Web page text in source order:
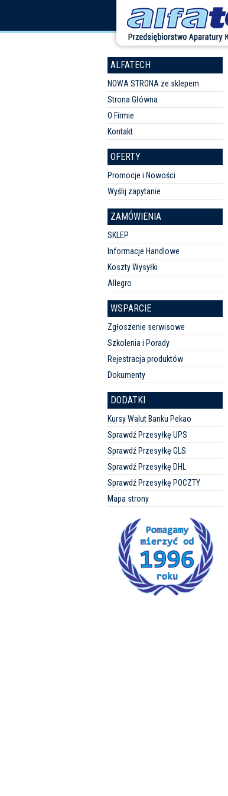
ALFATECH
NOWA STRONA ze sklepem
Strona Główna
O Firmie
Kontakt
OFERTY
Promocje i Nowości
Wyślij zapytanie
ZAMÓWIENIA
SKLEP
Informacje Handlowe
Koszty Wysyłki
Allegro
WSPARCIE
Zgłoszenie serwisowe
Szkolenia i Porady
Rejestracja produktów
Dokumenty
DODATKI
Kursy Walut Banku Pekao
Sprawdź Przesyłkę UPS
Sprawdź Przesyłkę GLS
Sprawdź Przesyłkę DHL
Sprawdź Przesyłkę POCZTY
Mapa strony